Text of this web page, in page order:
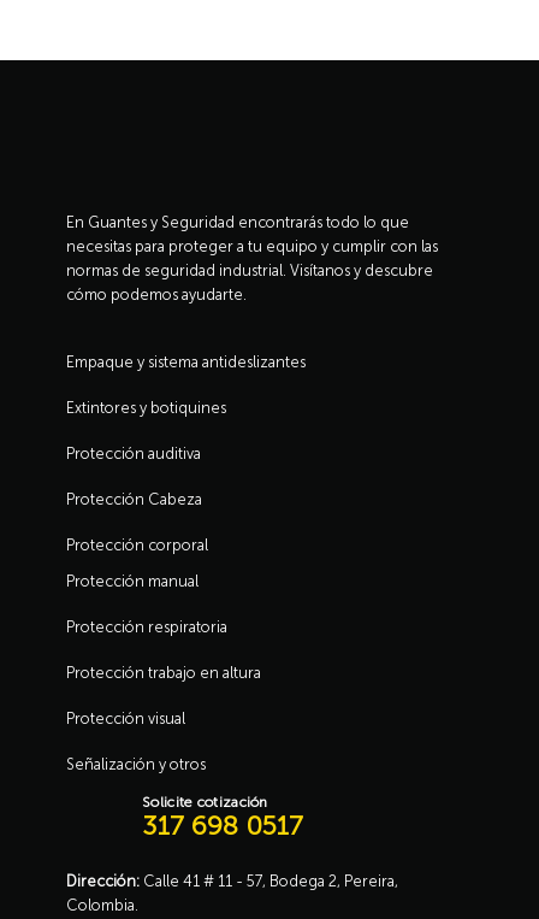
En Guantes y Seguridad encontrarás todo lo que
necesitas para proteger a tu equipo y cumplir con las
normas de seguridad industrial. Visítanos y descubre
cómo podemos ayudarte.
Empaque y sistema antideslizantes
Extintores y botiquines
Protección auditiva
Protección Cabeza
Protección corporal
Protección manual
Protección respiratoria
Protección trabajo en altura
Protección visual
Señalización y otros
Solicite cotización
317 698 0517
Dirección: Calle 41 # 11 - 57, Bodega 2, Pereira,
Colombia.